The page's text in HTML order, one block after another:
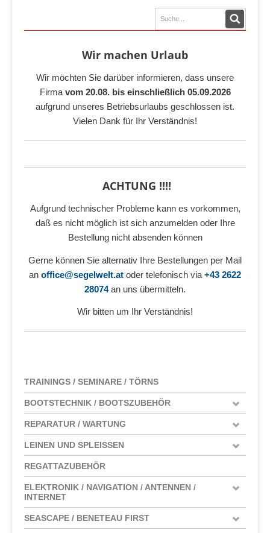
Wir machen Urlaub
Wir möchten Sie darüber informieren, dass unsere
Firma vom 20.08. bis einschließlich 05.09.2026
aufgrund unseres Betriebsurlaubs geschlossen ist.
Vielen Dank für Ihr Verständnis!
ACHTUNG !!!!
Aufgrund technischer Probleme kann es vorkommen,
daß es nicht möglich ist sich anzumelden oder Ihre
Bestellung nicht absenden können
Gerne können Sie alternativ Ihre Bestellungen per Mail
an office@segelwelt.at oder telefonisch via +43 2622
28074an uns übermitteln.
Wir bitten um Ihr Verständnis!
TRAININGS / SEMINARE / TÖRNS
BOOTSTECHNIK / BOOTSZUBEHÖR
REPARATUR / WARTUNG
LEINEN UND SPLEISSEN
REGATTAZUBEHÖR
ELEKTRONIK / NAVIGATION / ANTENNEN /
INTERNET
SEASCAPE / BENETEAU FIRST